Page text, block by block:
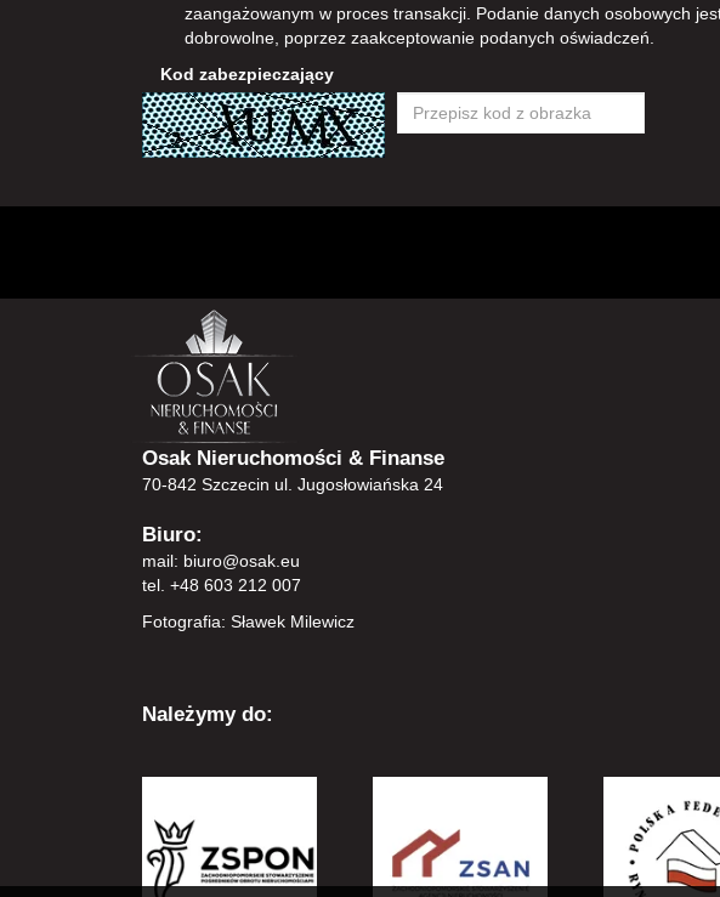
zaangażowanym w proces transakcji. Podanie danych osobowych
dobrowolne, poprzez zaakceptowanie podanych oświadczeń.
Kod zabezpieczający
Osak Nieruchomości & Finanse
70-842 Szczecin ul. Jugosłowiańska 24
Biuro:
mail: biuro@osak.eu
tel. +48 603 212 007
Fotografia: Sławek Milewicz
Należymy do: